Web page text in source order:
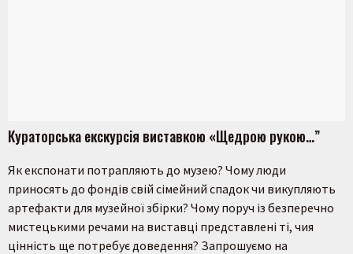
Пошук на сайті
Кураторська екскурсія виставкою «Щедрою рукою…”
Як експонати потрапляють до музею? Чому люди
приносять до фондів свій сімейний спадок чи викупляють
артефакти для музейної збірки? Чому поруч із безперечно
мистецькими речами на виставці представлені ті, чия
цінність ще потребує доведення? Запрошуємо на